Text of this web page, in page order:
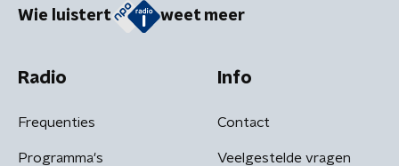
Wie luistert weet meer
Radio
Frequenties
Programma's
Info
Contact
Veelgestelde vragen